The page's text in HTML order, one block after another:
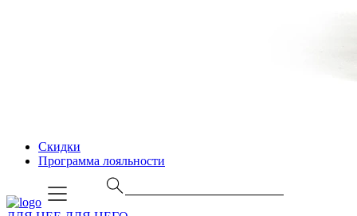
Скидки
Программа лояльности